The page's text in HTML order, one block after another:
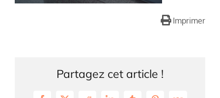
Imprimer
Partagez cet article !